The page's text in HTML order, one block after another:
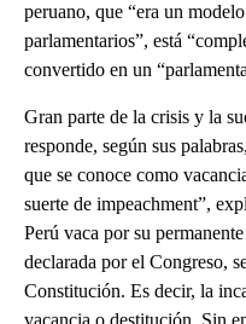
peruano, que “era un
parlamentarios”, está
convertido en un
Gran parte de la crisis y la
responde, según sus
que se conoce como
suerte de impeachment”,
Perú vaca por su
declarada por el Congreso,
Constitución. Es decir, la